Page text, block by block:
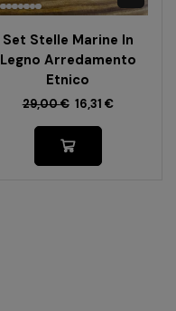
Set Stelle Marine In
Legno Arredamento
Etnico
29,00€ 16,31 €